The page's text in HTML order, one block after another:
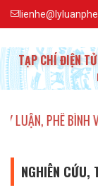
TẠP CHÍ ĐIỆN
BÌNH VĂN HỌC,
NGHIÊN CỨU,